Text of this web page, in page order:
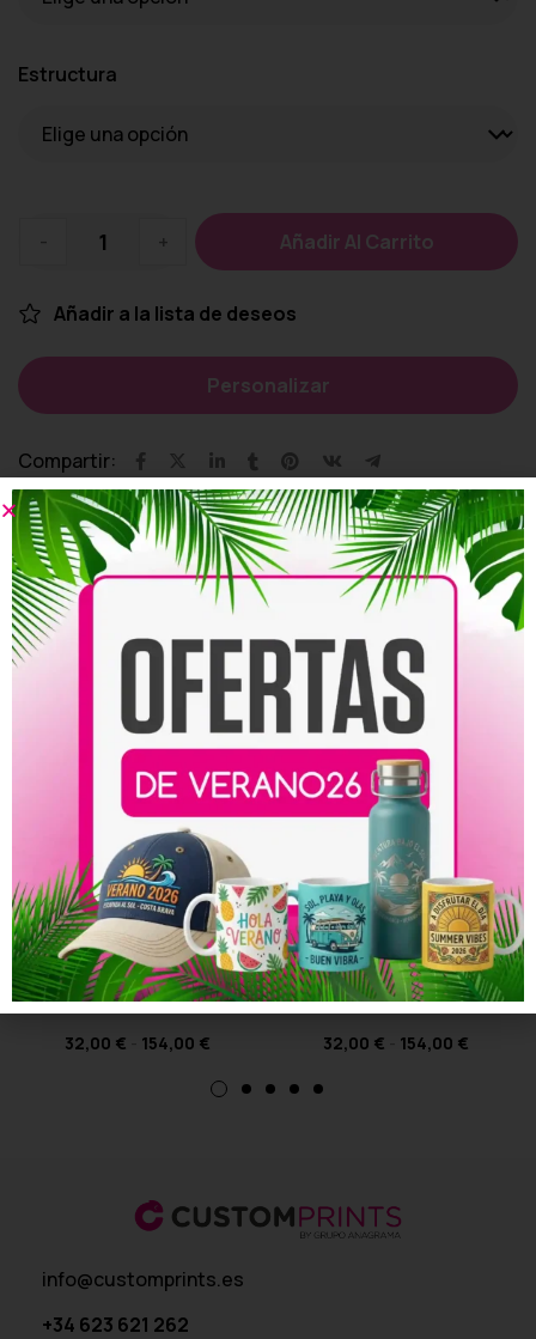
Estructura
- + Añadir Al Carrito
Añadir a la lista de deseos
Personalizar
Compartir:
Productos relacionados
Roll Up para Bodas
Diseño 4
32,00 € 154,00 €
Roll Up para Cumpleaños
de Niño Diseño 3
32,00 € 154,00 €
info@customprints.es
+34 623 621 262